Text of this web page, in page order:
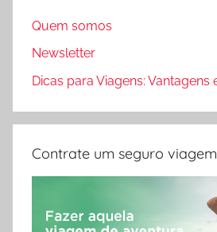
Quem somos
Newsletter
Dicas para Viagens: Vantagens
Contrate um seguro